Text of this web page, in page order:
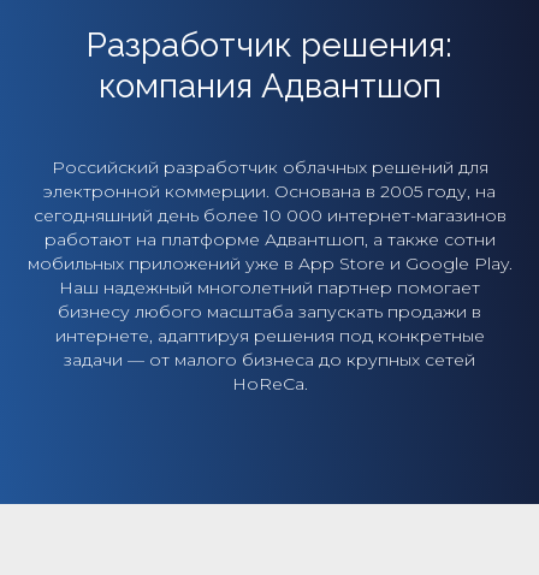
Разработчик решения:
компания Адвантшоп
Российский разработчик облачных решений для
электронной коммерции. Основана в 2005 году, на
сегодняшний день более 10 000 интернет-магазинов
работают на платформе Адвантшоп, а также сотни
мобильных приложений уже в App Store и Google Play.
Наш надежный многолетний партнер помогает
бизнесу любого масштаба запускать продажи в
интернете, адаптируя решения под конкретные
задачи — от малого бизнеса до крупных сетей
HoReCa.